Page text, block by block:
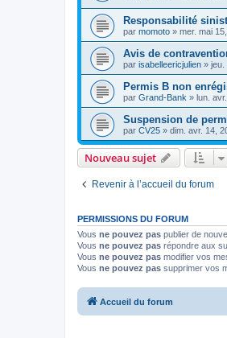
Responsabilité
par momoto » mer. mai
Avis de
par isabelleericjulien » jeu.
Permis B non
par Grand-Bank » lun.
Suspension de
par CV25 » dim. avr. 14,
Nouveau sujet
Revenir à l’accueil du forum
PERMISSIONS DU FORUM
Vous ne pouvez pas publier de
Vous ne pouvez pas répondre aux
Vous ne pouvez pas modifier vos
Vous ne pouvez pas supprimer vos
Accueil du forum